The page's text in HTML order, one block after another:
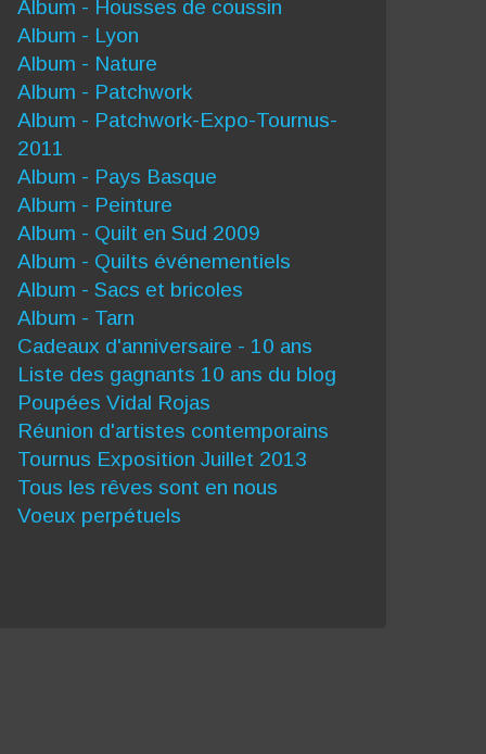
Album - Housses de coussin
Album - Lyon
Album - Nature
Album - Patchwork
Album - Patchwork-Expo-Tournus-
2011
Album - Pays Basque
Album - Peinture
Album - Quilt en Sud 2009
Album - Quilts événementiels
Album - Sacs et bricoles
Album - Tarn
Cadeaux d'anniversaire - 10 ans
Liste des gagnants 10 ans du blog
Poupées Vidal Rojas
Réunion d'artistes contemporains
Tournus Exposition Juillet 2013
Tous les rêves sont en nous
Voeux perpétuels